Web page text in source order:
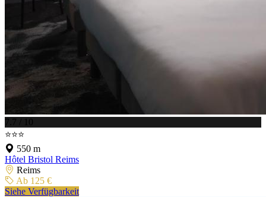
7.7 / 10
⭐⭐⭐
550 m
Hôtel Bristol Reims
Reims
Ab 125 €
Siehe Verfügbarkeit